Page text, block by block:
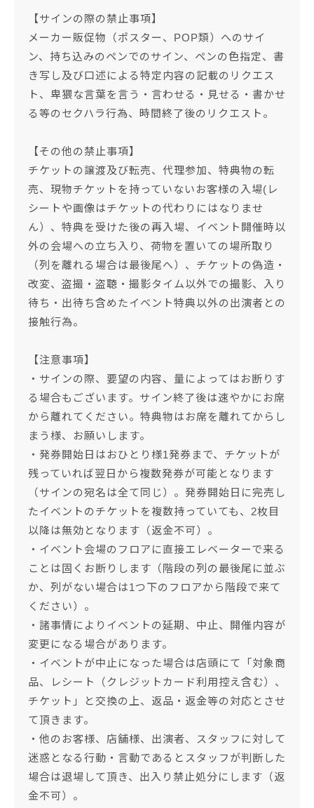
【サインの際の禁止事項】
メーカー販促物（ポスター、POP類）へのサイ
ン、持ち込みのペンでのサイン、ペンの色指定、書
き写し及び口述による特定内容の記載のリクエス
ト、卑猥な言葉を言う・言わせる・見せる・書かせ
る等のセクハラ行為、時間終了後のリクエスト。
【その他の禁止事項】
チケットの譲渡及び転売、代理参加、特典物の転
売、現物チケットを持っていないお客様の入場(レ
シートや画像はチケットの代わりにはなりませ
ん）、特典を受けた後の再入場、イベント開催時以
外の会場への立ち入り、荷物を置いての場所取り
（列を離れる場合は最後尾へ）、チケットの偽造・
改変、盗撮・盗聴・撮影タイム以外での撮影、入り
待ち・出待ち含めたイベント特典以外の出演者との
接触行為。
【注意事項】
・サインの際、要望の内容、量によってはお断りす
る場合もございます。サイン終了後は速やかにお席
から離れてください。特典物はお席を離れてからし
まう様、お願いします。
・発券開始日はおひとり様1発券まで、チケットが
残っていれば翌日から複数発券が可能となります
（サインの宛名は全て同じ）。発券開始日に完売し
たイベントのチケットを複数持っていても、2枚目
以降は無効となります（返金不可）。
・イベント会場のフロアに直接エレベーターで来る
ことは固くお断りします（階段の列の最後尾に並ぶ
か、列がない場合は1つ下のフロアから階段で来て
ください）。
・諸事情によりイベントの延期、中止、開催内容が
変更になる場合があります。
・イベントが中止になった場合は店頭にて「対象商
品、レシート（クレジットカード利用控え含む）、
チケット」と交換の上、返品・返金等の対応とさせ
て頂きます。
・他のお客様、店舗様、出演者、スタッフに対して
迷惑となる行動・言動であるとスタッフが判断した
場合は退場して頂き、出入り禁止処分にします（返
金不可）。